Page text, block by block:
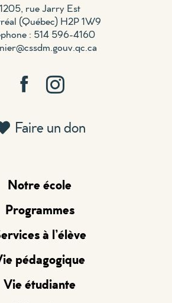
1205, rue Jarry Est
(Québec) H2P 1W9
: 514 596-4160
Faire un don
Notre école
Programmes
à l’élève
pédagogique
Vie étudiante